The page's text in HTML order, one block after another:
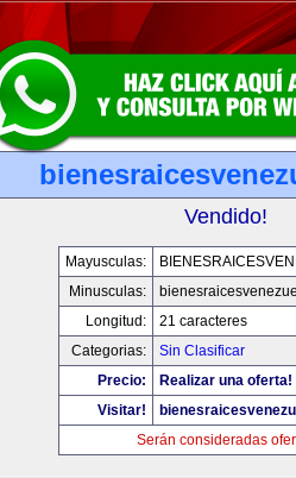
Vendido!
Mayusculas:
Minusculas:
Longitud:
21 caracteres
Categorias:
Sin Clasificar
Precio:
Realizar una oferta!
Visitar!
Serán consideradas